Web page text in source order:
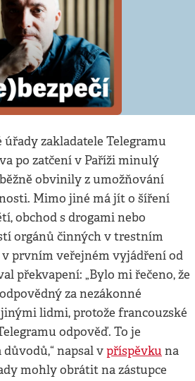
úřady zakladatele Telegramu
po zatčení v Paříži minulý
obvinily z umožňování
Mimo jiné má jít o šíření
obchod s drogami nebo
orgánů činných v trestním
prvním veřejném vyjádření od
překvapení: „Bylo mi řečeno, že
za nezákonné
lidmi, protože francouzské
odpověď. To je
napsal vpříspěvku na
mohly obrátit na zástupce